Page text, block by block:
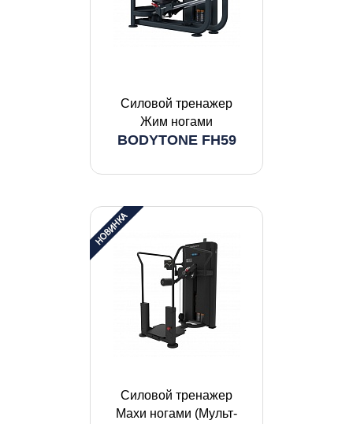
Силовой тренажер
Жим ногами
BODYTONE FH59
Силовой тренажер
Махи ногами (Мульт-